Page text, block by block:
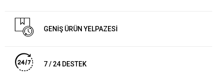
GENİŞ ÜRÜN YELPAZESİ
7 / 24 DESTEK